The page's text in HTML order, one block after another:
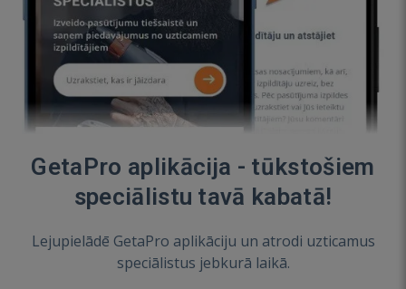
GetaPro aplikācija - tūkstošiem
speciālistu tavā kabatā!
Lejupielādē GetaPro aplikāciju un atrodi uzticamus
speciālistus jebkurā laikā.